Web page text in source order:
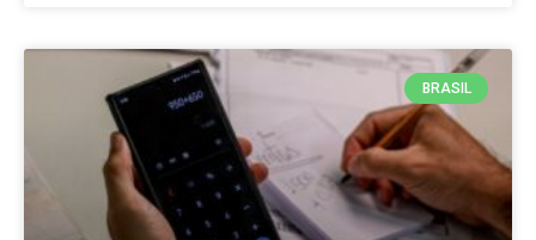
BRASIL